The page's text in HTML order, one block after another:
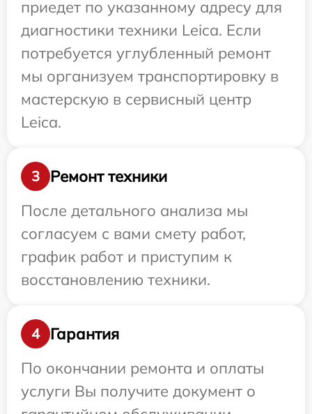
приедет по указанному адресу для
диагностики техники Leica. Если
потребуется углубленный ремонт
мы организуем транспортировку в
мастерскую в сервисный центр
Leica.
3
Ремонт техники
После детального анализа мы
согласуем с вами смету работ,
график работ и приступим к
восстановлению техники.
4
Гарантия
По окончании ремонта и оплаты
услуги Вы получите документ о